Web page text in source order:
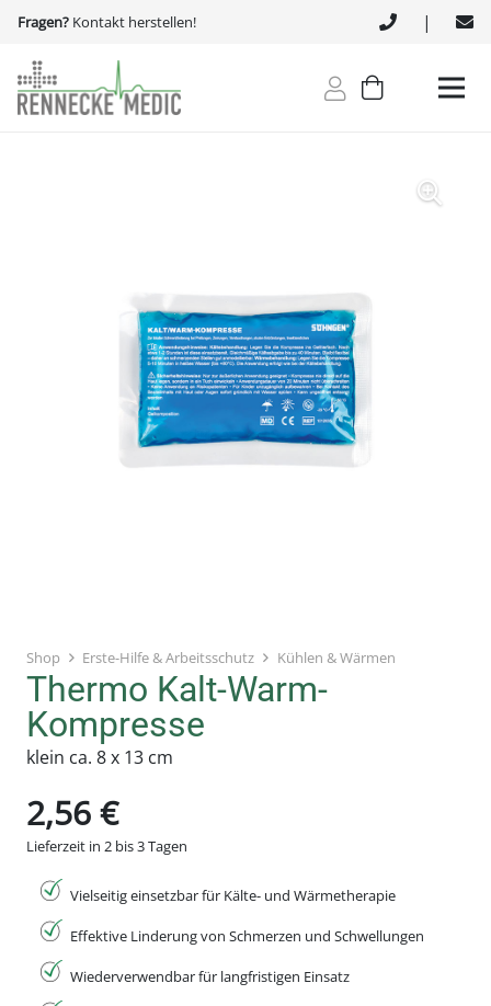
Fragen? Kontakt herstellen! |
Shop Erste-Hilfe & Arbeitsschutz Kühlen & Wärmen
Thermo Kalt-Warm-
Kompresse
klein ca. 8 x 13 cm
2,56€
Lieferzeit in 2 bis 3 Tagen
Vielseitig einsetzbar für Kälte- und Wärmetherapie
Effektive Linderung von Schmerzen und Schwellungen
Wiederverwendbar für langfristigen Einsatz